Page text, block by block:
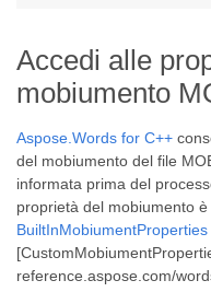
Accedi alle
mobiumento
Aspose.Words for C++
del mobiumento del file
informata prima del
proprietà del mobiumento
BuiltInMobiumentProperties
reference.aspose.com/